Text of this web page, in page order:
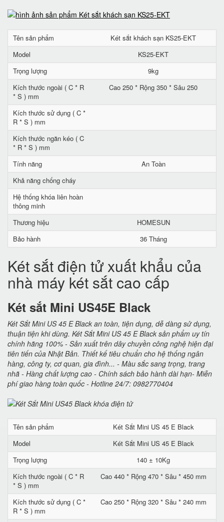
Tên sản phẩm
Két sắt khách sạn KS25-EKT
Model
KS25-EKT
Trọng lượng
9kg
Kích thước ngoài ( C * R
* S ) mm
Cao 250 * Rộng 350 * Sâu 250
Kích thước sử dụng ( C *
R * S ) mm
Kích thước ngăn kéo ( C
* R * S ) mm
Tính năng
An Toàn
Khả năng chống cháy
Hệ thống khóa liên hoàn
thông minh
Thương hiệu
HOMESUN
Bảo hành
36 Tháng
Két sắt điện tử xuất khẩu của
nhà máy két sắt cao cấp
Két sắt Mini US45E Black
Két Sắt Mini US 45 E Black an toàn, tiện dụng, dễ dàng sử dụng,
thuận tiện khi dùng. Két Sắt Mini US 45 E Black sản phẩm uy tín
chính hãng 100% - Sản xuất trên dây chuyền công nghệ hiện đại
tiên tiến của Nhật Bản. Thiết kế tiêu chuẩn cho hệ thống ngân
hàng, công ty, cơ quan, gia đình... - Màu sắc sang trọng, trang
nhã - Hàng chất lượng cao - Chính sách bảo hành dài hạn- Miễn
phí giao hàng toàn quốc - Hotline 24/7: 0982770404
Tên sản phẩm
Két Sắt Mini US 45 E Black
Model
Két Sắt Mini US 45 E Black
Trọng lượng
140 ± 10Kg
Kích thước ngoài ( C * R
* S ) mm
Cao 440 * Rộng 470 * Sâu * 450 mm
Kích thước sử dụng ( C *
R * S ) mm
Cao 250 * Rộng 320 * Sâu * 240 mm